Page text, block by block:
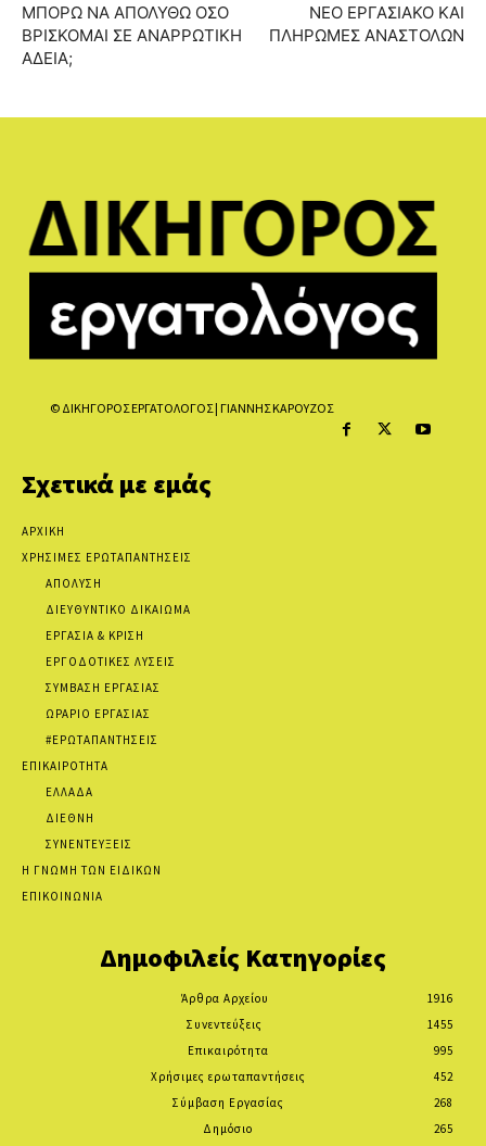
ΜΠΟΡΩ ΝΑ ΑΠΟΛΥΘΩ ΟΣΟ
ΒΡΙΣΚΟΜΑΙ ΣΕ ΑΝΑΡΡΩΤΙΚΗ
ΑΔΕΙΑ;
ΝΕΟ ΕΡΓΑΣΙΑΚΟ ΚΑΙ
ΠΛΗΡΩΜΕΣ ΑΝΑΣΤΟΛΩΝ
© ΔΙΚΗΓΟΡΟΣ ΕΡΓΑΤΟΛΟΓΟΣ | ΓΙΑΝΝΗΣ ΚΑΡΟΥΖΟΣ
Σχετικά με εμάς
ΑΡΧΙΚΗ
ΧΡΗΣΙΜΕΣ ΕΡΩΤΑΠΑΝΤΗΣΕΙΣ
ΑΠΟΛΥΣΗ
ΔΙΕΥΘΥΝΤΙΚΟ ΔΙΚΑΙΩΜΑ
ΕΡΓΑΣΙΑ & ΚΡΙΣΗ
ΕΡΓΟΔΟΤΙΚΕΣ ΛΥΣΕΙΣ
ΣΥΜΒΑΣΗ ΕΡΓΑΣΙΑΣ
ΩΡΑΡΙΟ ΕΡΓΑΣΙΑΣ
#ΕΡΩΤΑΠΑΝΤΗΣΕΙΣ
ΕΠΙΚΑΙΡΟΤΗΤΑ
ΕΛΛΑΔΑ
ΔΙΕΘΝΗ
ΣΥΝΕΝΤΕΥΞΕΙΣ
Η ΓΝΩΜΗ ΤΩΝ ΕΙΔΙΚΩΝ
ΕΠΙΚΟΙΝΩΝΙΑ
Δημοφιλείς Κατηγορίες
Άρθρα Αρχείου
1916
Συνεντεύξεις
1455
Επικαιρότητα
995
Χρήσιμες ερωταπαντήσεις
452
Σύμβαση Εργασίας
268
Δημόσιο
265